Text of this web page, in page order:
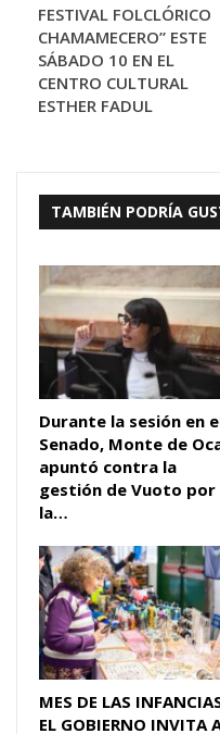
FESTIVAL FOLCLÓRICO
CHAMAMECERO” ESTE
SÁBADO 10 EN EL
CENTRO CULTURAL
ESTHER FADUL
TAMBIÉN PODRÍA
Durante la sesión en
Senado, Monte de
apuntó contra la
gestión de Vuoto por
la…
MES DE LAS
EL GOBIERNO INVITA